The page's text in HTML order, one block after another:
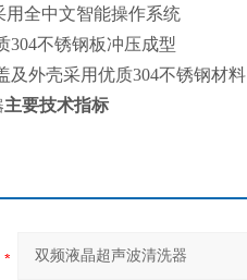
用全中文智能操作系统
304不锈钢板冲压成型
及外壳采用优质304不锈钢材料
主要技术指标